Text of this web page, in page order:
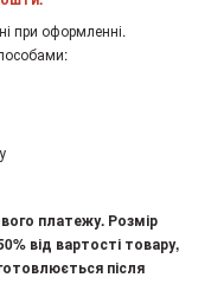
при оформленні.
платежу. Розмір
від вартості товару,
після